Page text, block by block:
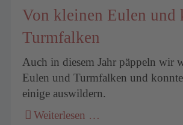
Von kleinen Eulen und
Turmfalken
Auch in diesem Jahr päppeln wir
Eulen und Turmfalken und
einige auswildern.
Weiterlesen …